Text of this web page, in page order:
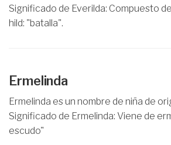
Significado de Everilda: Compuesto
hild: "batalla".
Ermelinda
Ermelinda es un nombre de niña de
Significado de Ermelinda: Viene de
escudo"